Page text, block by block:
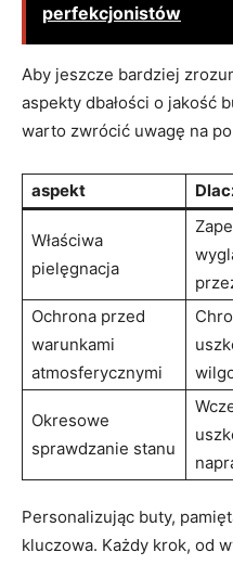
perfekcjonistów
Aby jeszcze bardziej
aspekty dbałości o jakość
warto zwrócić uwagę na
aspekt
Właściwa
pielęgnacja
Ochrona przed
warunkami
atmosferycznymi
Okresowe
sprawdzanie stanu
Personalizując buty,
kluczowa. Każdy krok, od